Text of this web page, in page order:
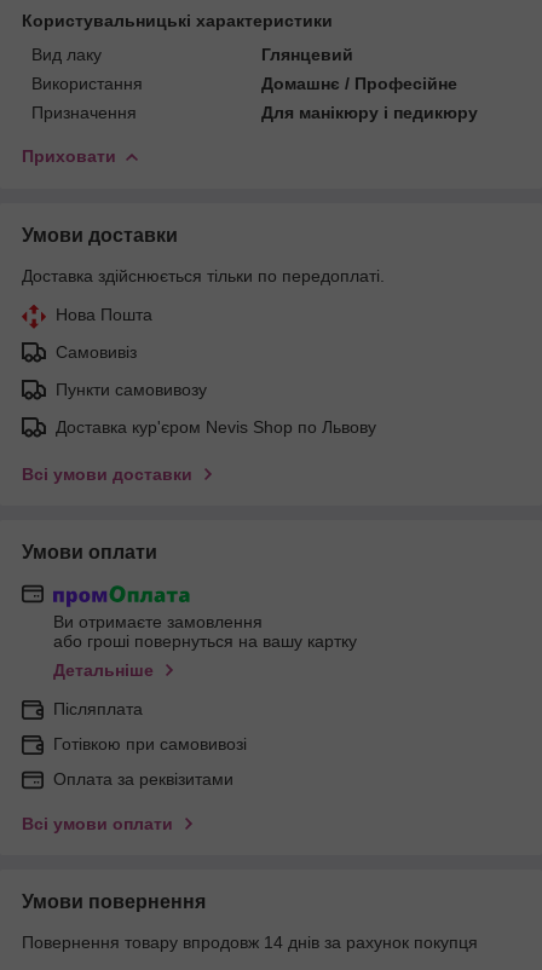
Користувальницькі характеристики
Вид лаку
Глянцевий
Використання
Домашнє / Професійне
Призначення
Для манікюру і педикюру
Приховати
Умови доставки
Доставка здійснюється тільки по передоплаті.
Нова Пошта
Самовивіз
Пункти самовивозу
Доставка кур'єром Nevis Shop по Львову
Всі умови доставки
Умови оплати
Ви отримаєте замовлення
або гроші повернуться на вашу картку
Детальніше
Післяплата
Готівкою при самовивозі
Оплата за реквізитами
Всі умови оплати
Умови повернення
Повернення товару впродовж 14 днів за рахунок покупця